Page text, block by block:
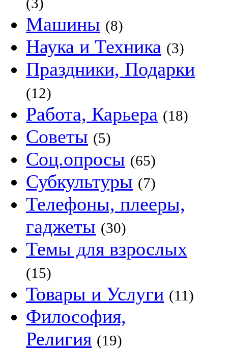
Машины (8)
Наука и Техника (3)
Праздники, Подарки
(12)
Работа, Карьера (18)
Советы (5)
Соц.опросы (65)
Субкультуры (7)
Телефоны, плееры,
гаджеты (30)
Темы для взрослых
(15)
Товары и Услуги (11)
Философия,
Религия (19)